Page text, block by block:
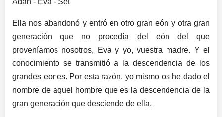
Ella nos abandonó y entró en otro gran eón y otra gran
generación que no procedía del eón del que
proveníamos nosotros, Eva y yo, vuestra madre. Y el
conocimiento se transmitió a la descendencia de los
grandes eones. Por esta razón, yo mismo os he dado el
nombre de aquel hombre que es la descendencia de la
gran generación que desciende de ella.